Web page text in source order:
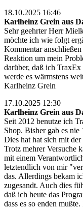
18.10.2025 16:46
Karlheinz Grein aus
Sehr geehrter Herr
möchte ich wie folgt
Kommentar
Reaktion um mein
darüber, daß ich
werde es wärmstens
Karlheinz Grein
17.10.2025 12:30
Karlheinz Grein aus
Seit 2012 benutze ich
Shop. Bisher gab es
Dies hat hat sich mit
Trotz mehrer Versuche
mit einem
letztendlich von mir
das. Allerdings bekam
zugesandt. Auch dies
daß ich heute das
dass es so enden